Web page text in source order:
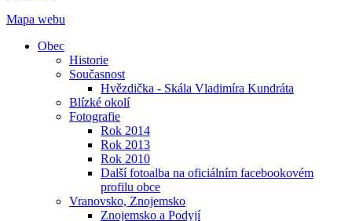
Mapa webu
Obec
Historie
Současnost
Hvězdička - Skála Vladimíra Kundráta
Blízké okolí
Fotografie
Rok 2014
Rok 2013
Rok 2010
Další fotoalba na oficiálním facebookovém
profilu obce
Vranovsko, Znojemsko
Znojemsko a Podyjí